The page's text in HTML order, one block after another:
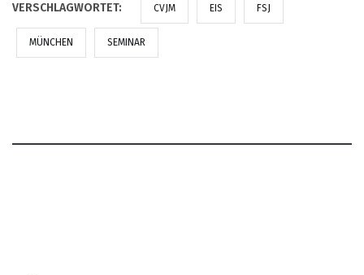
VERSCHLAGWORTET: CVJM EIS FSJ
MÜNCHEN SEMINAR